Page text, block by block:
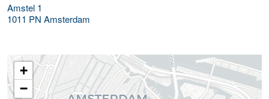
Amstel 1
1011 PN Amsterdam
+
−